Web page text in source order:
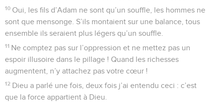
10 Oui, les fils d’Adam ne sont qu’un souffle, les hommes ne
sont que mensonge. S’ils montaient sur une balance, tous
ensemble ils seraient plus légers qu’un souffle.
11 Ne comptez pas sur l’oppression et ne mettez pas un
espoir illusoire dans le pillage ! Quand les richesses
augmentent, n’y attachez pas votre cœur !
12 Dieu a parlé une fois, deux fois j’ai entendu ceci : c’est
que la force appartient à Dieu.